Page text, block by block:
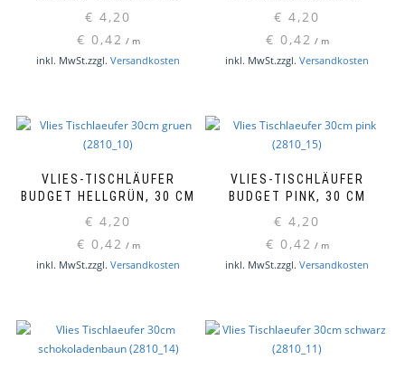
€ 4,20
€ 0,42 / m
inkl. MwSt.zzgl. Versandkosten
€ 4,20
€ 0,42 / m
inkl. MwSt.zzgl. Versandkosten
VLIES-TISCHLÄUFER
BUDGET HELLGRÜN, 30 CM
€ 4,20
€ 0,42 / m
inkl. MwSt.zzgl. Versandkosten
VLIES-TISCHLÄUFER
BUDGET PINK, 30 CM
€ 4,20
€ 0,42 / m
inkl. MwSt.zzgl. Versandkosten